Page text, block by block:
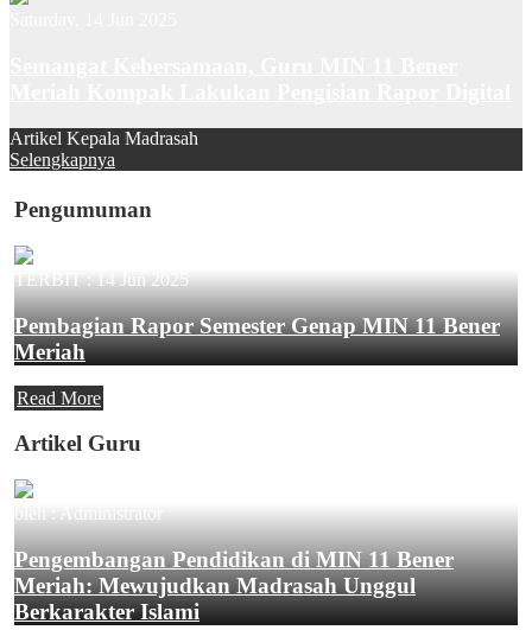
Artikel Kepala Madrasah
Selengkapnya
Pengumuman
TERBIT :14 Jun 2025
Pembagian Rapor Semester Genap MIN 11 Bener
Meriah
Read More
Artikel Guru
oleh : Administrator
Pengembangan Pendidikan di MIN 11 Bener
Meriah: Mewujudkan Madrasah Unggul
Berkarakter Islami